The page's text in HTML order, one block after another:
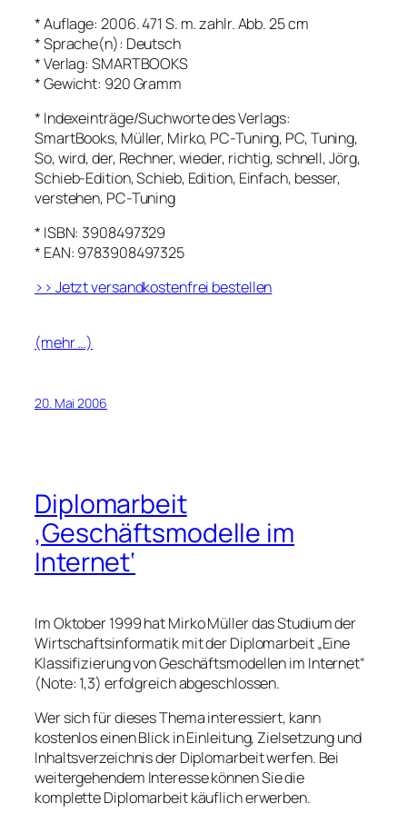
* Auflage: 2006. 471 S. m. zahlr. Abb. 25 cm
* Sprache(n): Deutsch
* Verlag: SMARTBOOKS
* Gewicht: 920 Gramm
* Indexeinträge/Suchworte des Verlags:
SmartBooks, Müller, Mirko, PC-Tuning, PC, Tuning,
So, wird, der, Rechner, wieder, richtig, schnell, Jörg,
Schieb-Edition, Schieb, Edition, Einfach, besser,
verstehen, PC-Tuning
* ISBN: 3908497329
* EAN: 9783908497325
>> Jetzt versandkostenfrei bestellen
(mehr …)
20. Mai 2006
Diplomarbeit
‚Geschäftsmodelle im
Internet‘
Im Oktober 1999 hat Mirko Müller das Studium der
Wirtschaftsinformatik mit der Diplomarbeit „Eine
Klassifizierung von Geschäftsmodellen im Internet“
(Note: 1,3) erfolgreich abgeschlossen.
Wer sich für dieses Thema interessiert, kann
kostenlos einen Blick in Einleitung, Zielsetzung und
Inhaltsverzeichnis der Diplomarbeit werfen. Bei
weitergehendem Interesse können Sie die
komplette Diplomarbeit käuflich erwerben.